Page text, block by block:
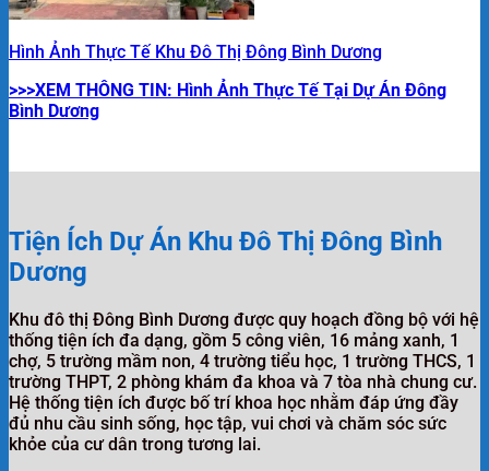
Hình Ảnh Thực Tế Khu Đô Thị Đông Bình Dương
>>>XEM THÔNG TIN: Hình Ảnh Thực Tế Tại Dự Án Đông
Bình Dương
Tiện Ích Dự Án Khu Đô Thị Đông Bình
Dương
Khu đô thị Đông Bình Dương được quy hoạch đồng bộ với hệ
thống tiện ích đa dạng, gồm 5 công viên, 16 mảng xanh, 1
chợ, 5 trường mầm non, 4 trường tiểu học, 1 trường THCS, 1
trường THPT, 2 phòng khám đa khoa và 7 tòa nhà chung cư.
Hệ thống tiện ích được bố trí khoa học nhằm đáp ứng đầy
đủ nhu cầu sinh sống, học tập, vui chơi và chăm sóc sức
khỏe của cư dân trong tương lai.